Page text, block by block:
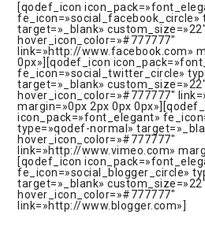
[qodef_icon
fe_icon=»social_facebook_circle»
target=»_blank» custom_size=»22″
hover_icon_color=»#777777″
link=»http://www.facebook.com»
0px»][qodef_icon
fe_icon=»social_twitter_circle»
target=»_blank» custom_size=»22″
hover_icon_color=»#777777″
margin=»0px 2px 0px
icon_pack=»font_elegant»
type=»qodef-normal»
hover_icon_color=»#777777″
link=»http://www.vimeo.com»
[qodef_icon
fe_icon=»social_blogger_circle»
target=»_blank» custom_size=»22″
hover_icon_color=»#777777″
link=»http://www.blogger.com»]